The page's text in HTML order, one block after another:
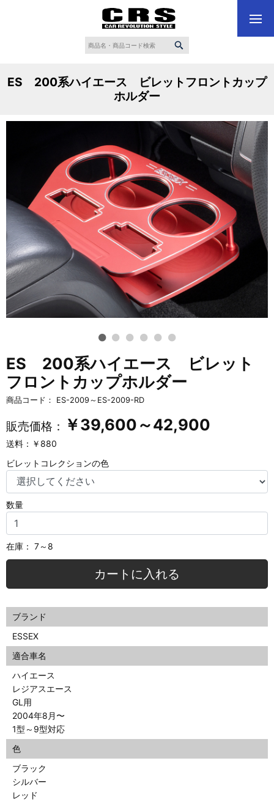
ES 200系ハイエース ビレットフロントカップ
ホルダー
ES 200系ハイエース ビレット
フロントカップホルダー
商品コード： ES-2009～ES-2009-RD
販売価格： ￥39,600～42,900
送料：￥880
ビレットコレクションの色
数量
在庫： 7～8
カートに入れる
ブランド
ESSEX
適合車名
ハイエース
レジアスエース
GL用
2004年8月〜
1型～9型対応
色
ブラック
シルバー
レッド